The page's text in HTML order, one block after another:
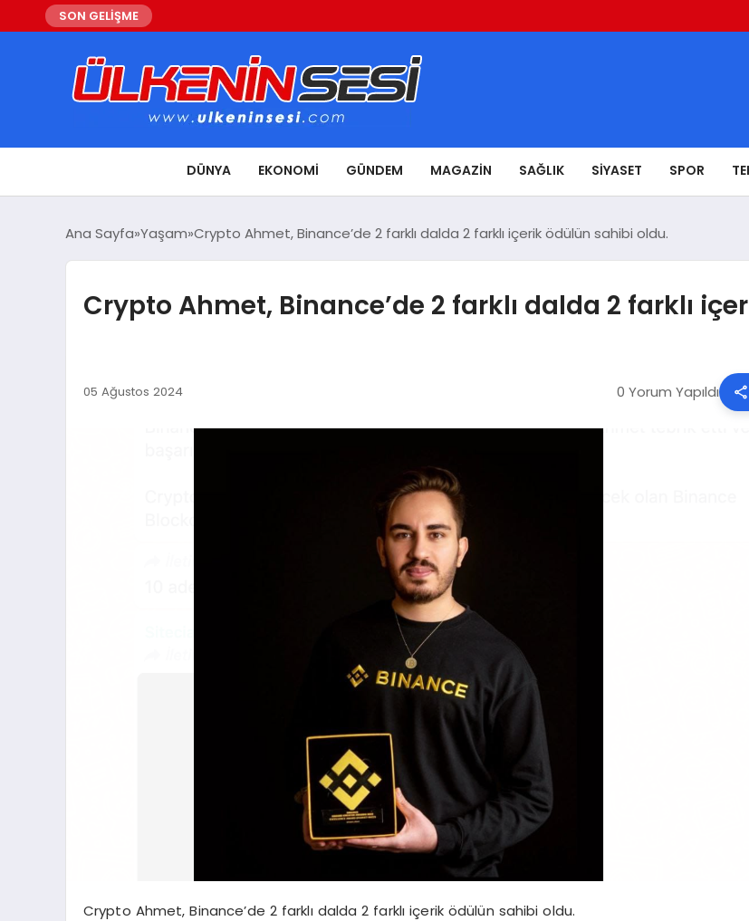
SON GELİŞME
DÜNYA EKONOMI GÜNDEM MAGAZIN SAĞLIK SIYASET SPOR
Ana Sayfa Yaşam Crypto Ahmet, Binance’de 2 farklı dalda 2 farklı içerik ödülün sahibi oldu.
Crypto Ahmet, Binance’de 2 farklı dalda 2 farklı
05 Ağustos 2024 0 Yorum Yapıldı
Crypto Ahmet, Binance’de 2 farklı dalda 2 farklı içerik ödülün sahibi oldu.